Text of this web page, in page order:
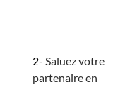
2- Saluez votre
partenaire en